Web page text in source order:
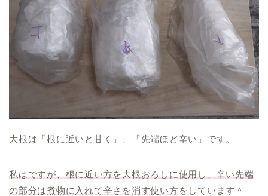
大根は「根に近いと甘く」、「先端ほど辛い」です。
私はですが、根に近い方を大根おろしに使用し、辛い先端
の部分は煮物に入れて辛さを消す使い方をしています＾